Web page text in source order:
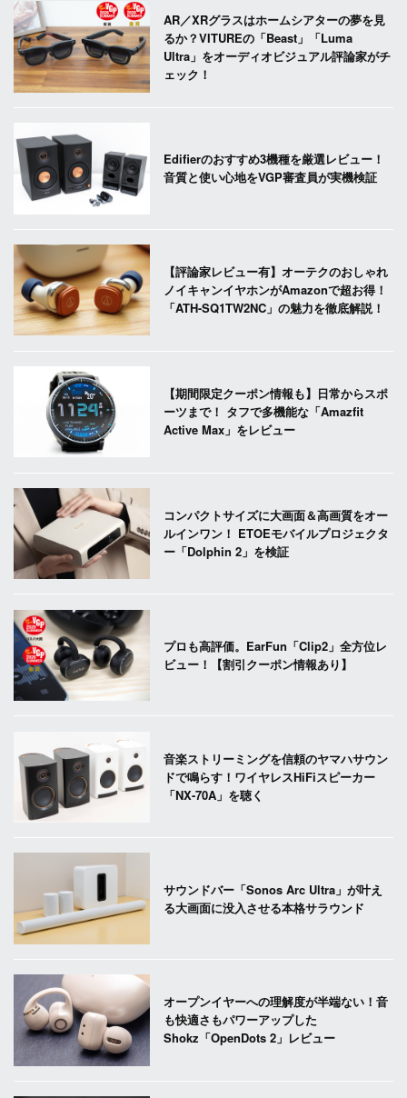
AR／XRグラスはホームシアターの夢を見
るか？VITUREの「Beast」「Luma
Ultra」をオーディオビジュアル評論家がチ
ェック！
Edifierのおすすめ3機種を厳選レビュー！
音質と使い心地をVGP審査員が実機検証
【評論家レビュー有】オーテクのおしゃれ
ノイキャンイヤホンがAmazonで超お得！
「ATH-SQ1TW2NC」の魅力を徹底解説！
【期間限定クーポン情報も】日常からスポ
ーツまで！ タフで多機能な「Amazfit
Active Max」をレビュー
コンパクトサイズに大画面＆高画質をオー
ルインワン！ ETOEモバイルプロジェクタ
ー「Dolphin 2」を検証
プロも高評価。EarFun「Clip2」全方位レ
ビュー！【割引クーポン情報あり】
音楽ストリーミングを信頼のヤマハサウン
ドで鳴らす！ワイヤレスHiFiスピーカー
「NX-70A」を聴く
サウンドバー「Sonos Arc Ultra」が叶え
る大画面に没入させる本格サラウンド
オープンイヤーへの理解度が半端ない！音
も快適さもパワーアップした
Shokz「OpenDots 2」レビュー